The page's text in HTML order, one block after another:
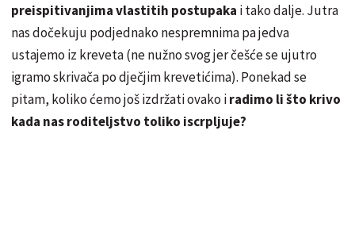
preispitivanjima vlastitih postupaka i tako dalje. Jutra
nas dočekuju podjednako nespremnima pa jedva
ustajemo iz kreveta (ne nužno svog jer češće se ujutro
igramo skrivača po dječjim krevetićima). Ponekad se
pitam, koliko ćemo još izdržati ovako iradimo li što krivo
kada nas roditeljstvo toliko iscrpljuje?